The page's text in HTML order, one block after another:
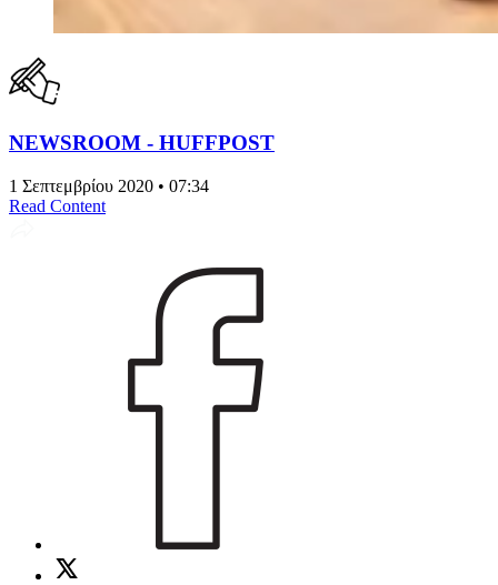
NEWSROOM - HUFFPOST
1 Σεπτεμβρίου 2020 • 07:34
Read Content